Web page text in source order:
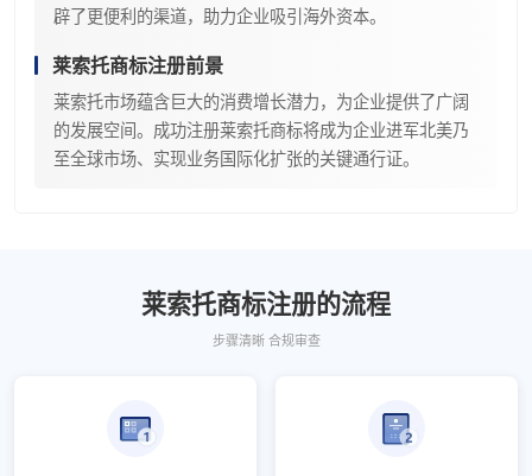
辟了更便利的渠道，助力企业吸引海外资本。
莱索托商标注册前景
莱索托市场蕴含巨大的消费增长潜力，为企业提供了广阔
的发展空间。成功注册莱索托商标将成为企业进军北美乃
至全球市场、实现业务国际化扩张的关键通行证。
莱索托商标注册的流程
步骤清晰 合规审查